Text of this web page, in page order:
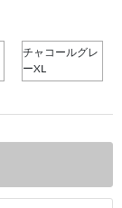
チャコールグレ
ーXL